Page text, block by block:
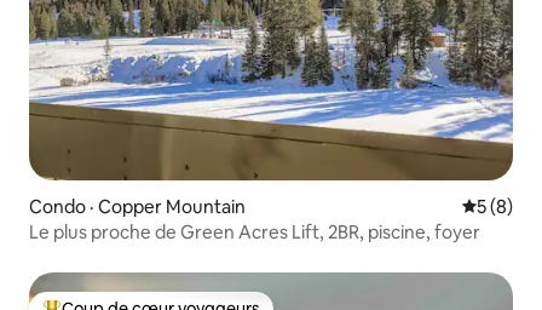
Condo · Copper Mountain Note
5 (8)
Le plus proche de Green Acres Lift, 2BR, piscine, foyer